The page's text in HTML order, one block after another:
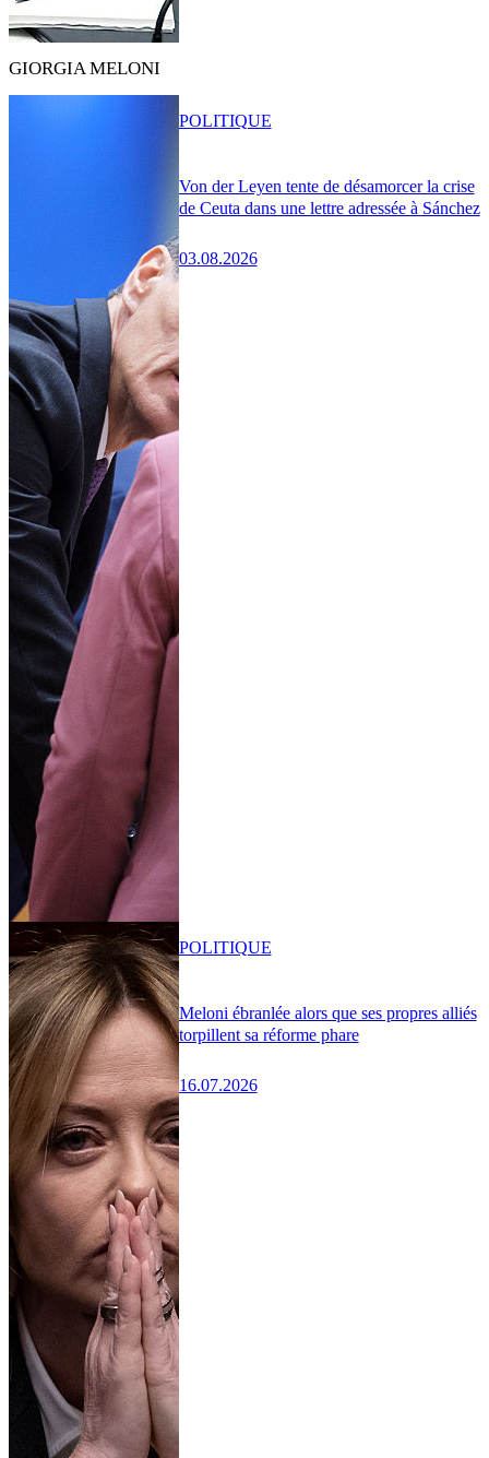
GIORGIA MELONI
Von der Leyen tente de désamorcer la crise
de Ceuta dans une lettre adressée à Sánchez
03.08.2026
POLITIQUE
Meloni ébranlée alors que ses propres alliés
torpillent sa réforme phare
16.07.2026
POLITIQUE